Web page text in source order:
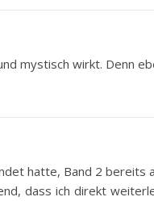
mystisch wirkt. Denn
hatte, Band 2 bereits
dass ich direkt